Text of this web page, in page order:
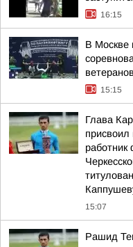
16:15
В Москве
15:15
Глава
работник
15:07
Рашид